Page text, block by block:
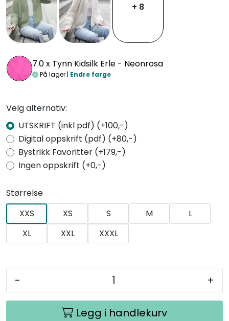
+ 8
7.0 x Tynn Kidsilk Erle - Neonrosa
På lager | Endre farge
Velg alternativ:
UTSKRIFT (inkl pdf) (+100,-)
Digital oppskrift (pdf) (+80,-)
Bystrikk Favoritter (+179,-)
Ingen oppskrift (+0,-)
Størrelse
XXS
XS S M
L
XL
XXL XXXL
- +
Legg i handlekurv